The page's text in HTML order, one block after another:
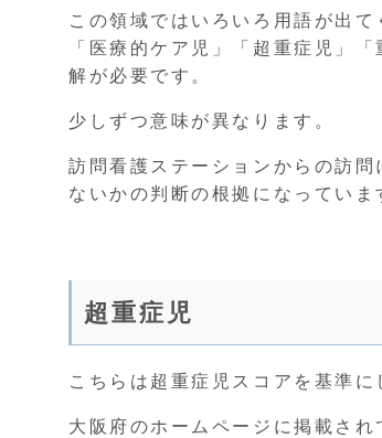
この領域ではいろいろ用語が出
「医療的ケア児」「超重症児」
解が必要です。
少しずつ意味が異なります。
訪問看護ステーションからの訪
ないかの判断の根拠になっていま
超重症児
こちらは超重症児スコアを基準に
大阪府のホームページに掲載され